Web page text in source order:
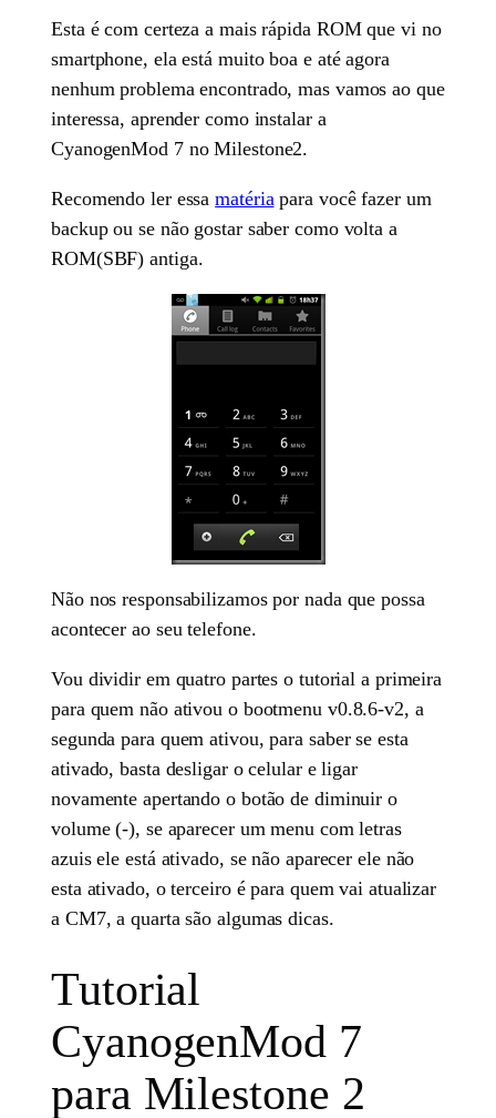
Esta é com certeza a mais rápida ROM que vi no
smartphone, ela está muito boa e até agora
nenhum problema encontrado, mas vamos ao que
interessa, aprender como instalar a
CyanogenMod 7 no Milestone2.
Recomendo ler essamatéria para você fazer um
backup ou se não gostar saber como volta a
ROM(SBF) antiga.
Não nos responsabilizamos por nada que possa
acontecer ao seu telefone.
Vou dividir em quatro partes o tutorial a primeira
para quem não ativou o bootmenu v0.8.6-v2, a
segunda para quem ativou, para saber se esta
ativado, basta desligar o celular e ligar
novamente apertando o botão de diminuir o
volume (-), se aparecer um menu com letras
azuis ele está ativado, se não aparecer ele não
esta ativado, o terceiro é para quem vai atualizar
a CM7, a quarta são algumas dicas.
Tutorial
CyanogenMod 7
para Milestone 2